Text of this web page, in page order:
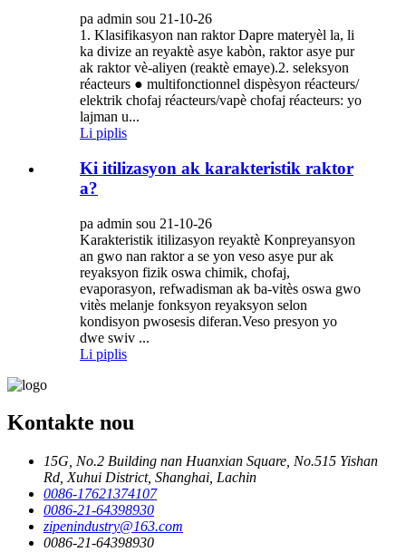
pa admin sou 21-10-26
1. Klasifikasyon nan raktor Dapre materyèl la, li
ka divize an reyaktè asye kabòn, raktor asye pur
ak raktor vè-aliyen (reaktè emaye).2. seleksyon
réacteurs ● multifonctionnel dispèsyon réacteurs/
elektrik chofaj réacteurs/vapè chofaj réacteurs: yo
lajman u...
Li piplis
Ki itilizasyon ak karakteristik raktor
a?
pa admin sou 21-10-26
Karakteristik itilizasyon reyaktè Konpreyansyon
an gwo nan raktor a se yon veso asye pur ak
reyaksyon fizik oswa chimik, chofaj,
evaporasyon, refwadisman ak ba-vitès oswa gwo
vitès melanje fonksyon reyaksyon selon
kondisyon pwosesis diferan.Veso presyon yo
dwe swiv ...
Li piplis
Kontakte nou
15G, No.2 Building nan Huanxian Square, No.515 Yishan
Rd, Xuhui District, Shanghai, Lachin
0086-17621374107
0086-21-64398930
zipenindustry@163.com
0086-21-64398930